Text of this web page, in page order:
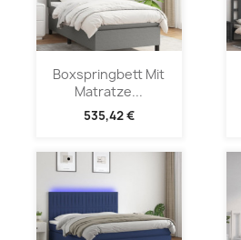
Boxspringbett Mit
Matratze...
535,42 €